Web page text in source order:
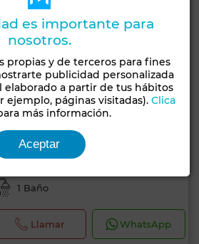
1 Baño
Llamar WhatsApp
es importante para
nosotros.
propias y de terceros para fines
publicidad personalizada
elaborado a partir de tus hábitos
ejemplo, páginas visitadas). Clica
más información.
Aceptar